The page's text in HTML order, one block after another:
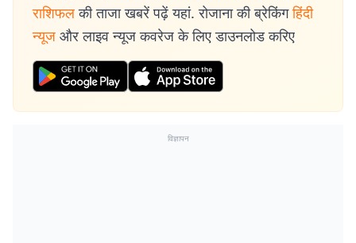
राशिफल की ताजा खबरें पढ़ें यहां. रोजाना की ब्रेकिंग हिंदी
न्यूज और लाइव न्यूज कवरेज के लिए डाउनलोड करिए
विज्ञापन